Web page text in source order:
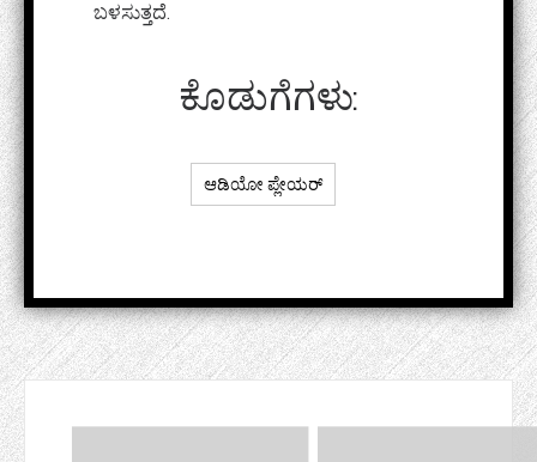
ಬಳಸುತ್ತದೆ.
ಕೊಡುಗೆಗಳು:
ಆಡಿಯೋ ಪ್ಲೇಯರ್